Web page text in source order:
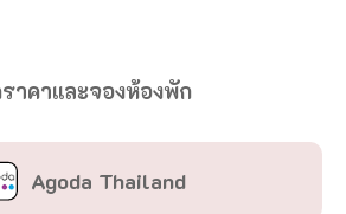
ราคาและจองห้องพัก
Agoda Thailand